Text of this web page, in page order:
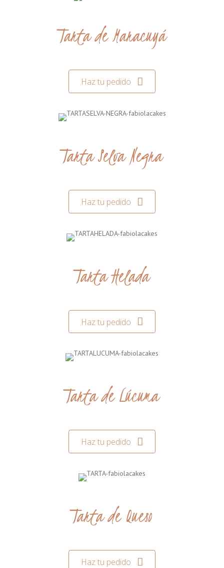
Tarta de Maracuyá
Haz tu pedido
Tarta Selva Negra
Haz tu pedido
Tarta Helada
Haz tu pedido
Tarta de Lúcuma
Haz tu pedido
Tarta de Queso
Haz tu pedido